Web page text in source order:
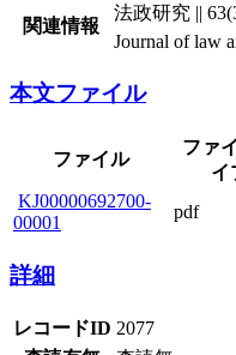
関連情報
法政研究 ||
Journal of law
本文ファイル
ファイル
ファ
イ
KJ00000692700-
00001
pdf
詳細
レコードID 2077